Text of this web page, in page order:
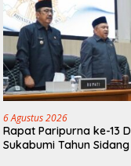
6 Agustus 2026
Rapat Paripurna ke-13
Sukabumi Tahun